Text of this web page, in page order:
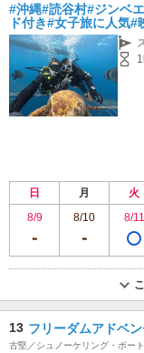
#沖縄#読谷村#ジンベ
ド付き#女子旅に人気
日 月 火
8/9
8/10 8/11
13 フリーダムアドベ
古堅／シュノーケリング・ボー